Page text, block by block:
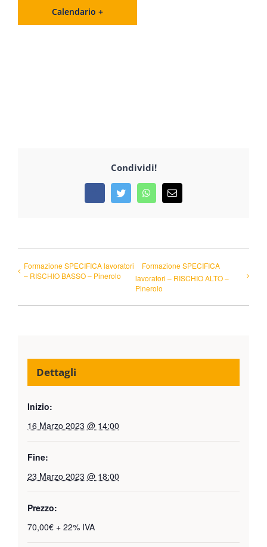
Calendario +
Condividi!
FacebookTwitterWhatsApp
Email
Formazione SPECIFICA lavoratori
– RISCHIO BASSO – Pinerolo
Formazione SPECIFICA
lavoratori – RISCHIO ALTO –
Pinerolo
Dettagli
Inizio:
16 Marzo 2023 @ 14:00
Fine:
23 Marzo 2023 @ 18:00
Prezzo:
70,00€ + 22% IVA